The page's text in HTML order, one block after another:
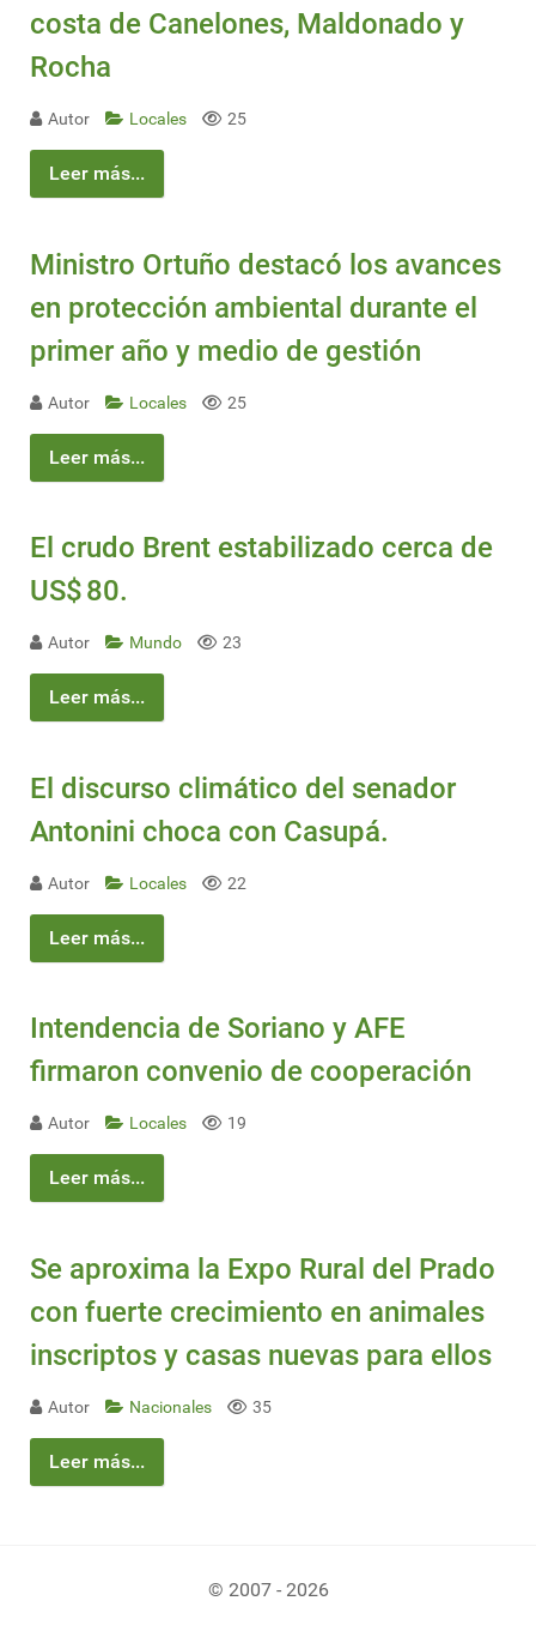
costa de Canelones, Maldonado y
Rocha
Autor Locales 25
Leer más...
Ministro Ortuño destacó los avances
en protección ambiental durante el
primer año y medio de gestión
Autor Locales 25
Leer más...
El crudo Brent estabilizado cerca de
US$ 80.
Autor Mundo 23
Leer más...
El discurso climático del senador
Antonini choca con Casupá.
Autor Locales 22
Leer más...
Intendencia de Soriano y AFE
firmaron convenio de cooperación
Autor Locales 19
Leer más...
Se aproxima la Expo Rural del Prado
con fuerte crecimiento en animales
inscriptos y casas nuevas para ellos
Autor Nacionales 35
Leer más...
© 2007 - 2026